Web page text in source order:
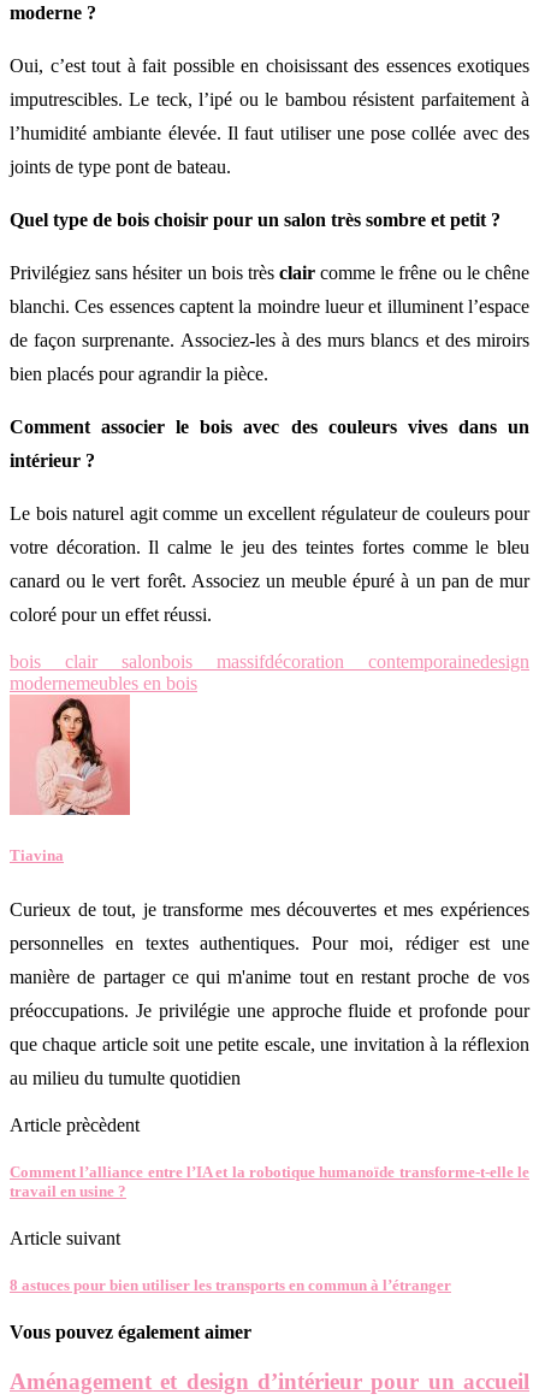
moderne ?
Oui, c’est tout à fait possible en choisissant des essences exotiques
imputrescibles. Le teck, l’ipé ou le bambou résistent parfaitement à
l’humidité ambiante élevée. Il faut utiliser une pose collée avec des
joints de type pont de bateau.
Quel type de bois choisir pour un salon très sombre et petit ?
Privilégiez sans hésiter un bois très clair comme le frêne ou le chêne
blanchi. Ces essences captent la moindre lueur et illuminent l’espace
de façon surprenante. Associez-les à des murs blancs et des miroirs
bien placés pour agrandir la pièce.
Comment associer le bois avec des couleurs vives dans un
intérieur ?
Le bois naturel agit comme un excellent régulateur de couleurs pour
votre décoration. Il calme le jeu des teintes fortes comme le bleu
canard ou le vert forêt. Associez un meuble épuré à un pan de mur
coloré pour un effet réussi.
bois clair salonbois massifdécoration contemporainedesign
modernemeubles en bois
Tiavina
Curieux de tout, je transforme mes découvertes et mes expériences
personnelles en textes authentiques. Pour moi, rédiger est une
manière de partager ce qui m'anime tout en restant proche de vos
préoccupations. Je privilégie une approche fluide et profonde pour
que chaque article soit une petite escale, une invitation à la réflexion
au milieu du tumulte quotidien
Article prècèdent
Comment l’alliance entre l’IA et la robotique humanoïde transforme-t-elle le
travail en usine ?
Article suivant
8 astuces pour bien utiliser les transports en commun à l’étranger
Vous pouvez également aimer
Aménagement et design d’intérieur pour un accueil